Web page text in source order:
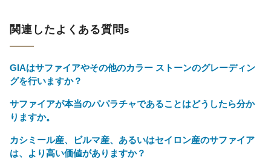
関連したよくある質問s
GIAはサファイアやその他のカラー ストーンのグレーディン
グを行いますか？
サファイアが本当のパパラチャであることはどうしたら分か
りますか。
カシミール産、ビルマ産、あるいはセイロン産のサファイア
は、より高い価値がありますか？